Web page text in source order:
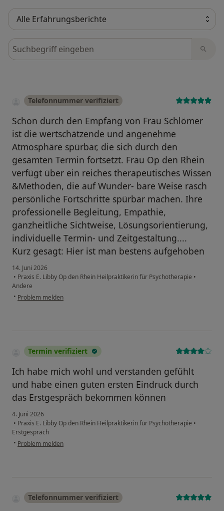
Bewertungen durchsuchen
Telefonnummer verifiziert
Schon durch den Empfang von Frau Schlömer
ist die wertschätzende und angenehme
Atmosphäre spürbar, die sich durch den
gesamten Termin fortsetzt. Frau Op den Rhein
verfügt über ein reiches therapeutisches Wissen
&Methoden, die auf Wunder- bare Weise rasch
persönliche Fortschritte spürbar machen. Ihre
professionelle Begleitung, Empathie,
ganzheitliche Sichtweise, Lösungsorientierung,
individuelle Termin- und Zeitgestaltung....
Kurz gesagt: Hier ist man bestens aufgehoben
14. Juni 2026
• Praxis E. Libby Op den Rhein Heilpraktikerin für Psychotherapie •
Andere
• Problem melden
Termin verifiziert
Ich habe mich wohl und verstanden gefühlt
und habe einen guten ersten Eindruck durch
das Erstgespräch bekommen können
4. Juni 2026
• Praxis E. Libby Op den Rhein Heilpraktikerin für Psychotherapie •
Erstgespräch
• Problem melden
Telefonnummer verifiziert